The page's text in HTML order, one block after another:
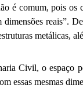
é comum, pois
reais”.
metálicas,
Civil, o espaço
essas mesmas